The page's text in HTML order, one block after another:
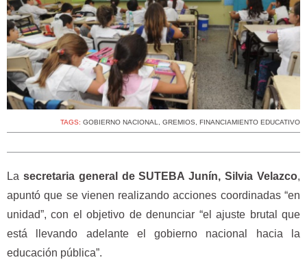
TAGS: GOBIERNO NACIONAL, GREMIOS, FINANCIAMIENTO EDUCATIVO
La secretaria general de SUTEBA Junín, Silvia Velazco,
apuntó que se vienen realizando acciones coordinadas “en
unidad”, con el objetivo de denunciar “el ajuste brutal que
está llevando adelante el gobierno nacional hacia la
educación pública”.